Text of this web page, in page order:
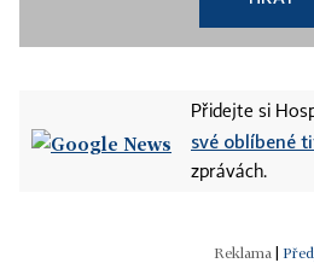
Přidejte si
své oblíbené
zprávách.